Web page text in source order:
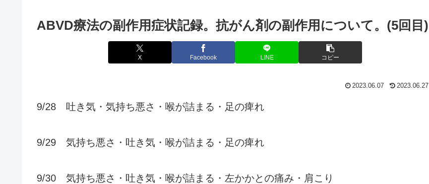
ABVD療法の副作用症状記録。抗がん剤の副作用について。(5回目)
X Facebook LINE コピー
2023.06.07 2023.06.27
9/28 吐き気・気持ち悪さ・喉が詰まる・足の痺れ
9/29 気持ち悪さ・吐き気・喉が詰まる・足の痺れ
9/30 気持ち悪さ・吐き気・喉が詰まる・左かかとの痛み・肩こり